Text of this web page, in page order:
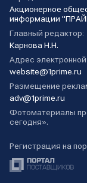
Акционерное
информации
Главный редактор:
Карнова Н.Н.
Адрес
website@1prime.ru
Размещение
adv@1prime.ru
Фотоматериалы
сегодня».
Регистрация на